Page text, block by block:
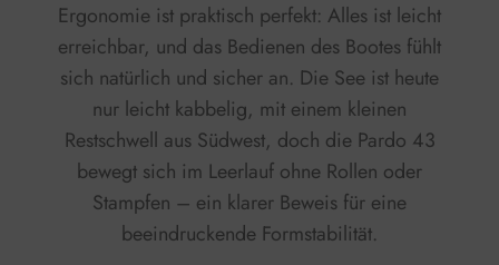
Ergonomie ist praktisch perfekt: Alles ist leicht
erreichbar, und das Bedienen des Bootes fühlt
sich natürlich und sicher an. Die See ist heute
nur leicht kabbelig, mit einem kleinen
Restschwell aus Südwest, doch die Pardo 43
bewegt sich im Leerlauf ohne Rollen oder
Stampfen – ein klarer Beweis für eine
beeindruckende Formstabilität.